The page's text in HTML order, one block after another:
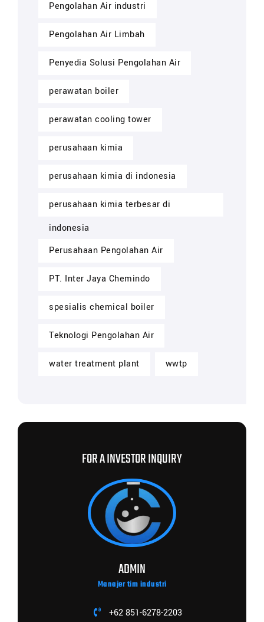
Pengolahan Air industri
Pengolahan Air Limbah
Penyedia Solusi Pengolahan Air
perawatan boiler
perawatan cooling tower
perusahaan kimia
perusahaan kimia di indonesia
perusahaan kimia terbesar di
indonesia
Perusahaan Pengolahan Air
PT. Inter Jaya Chemindo
spesialis chemical boiler
Teknologi Pengolahan Air
water treatment plant wwtp
FOR A INVESTOR INQUIRY
ADMIN
Manajer tim industri
+62 851-6278-2203